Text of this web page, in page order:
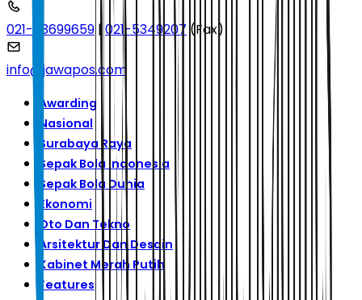
021-53699659 | 021-5349207 (Fax)
info@jawapos.com
Awarding
Nasional
Surabaya Raya
Sepak Bola Indonesia
Sepak Bola Dunia
Ekonomi
Oto Dan Tekno
Arsitektur Dan Desain
Kabinet Merah Putih
Features